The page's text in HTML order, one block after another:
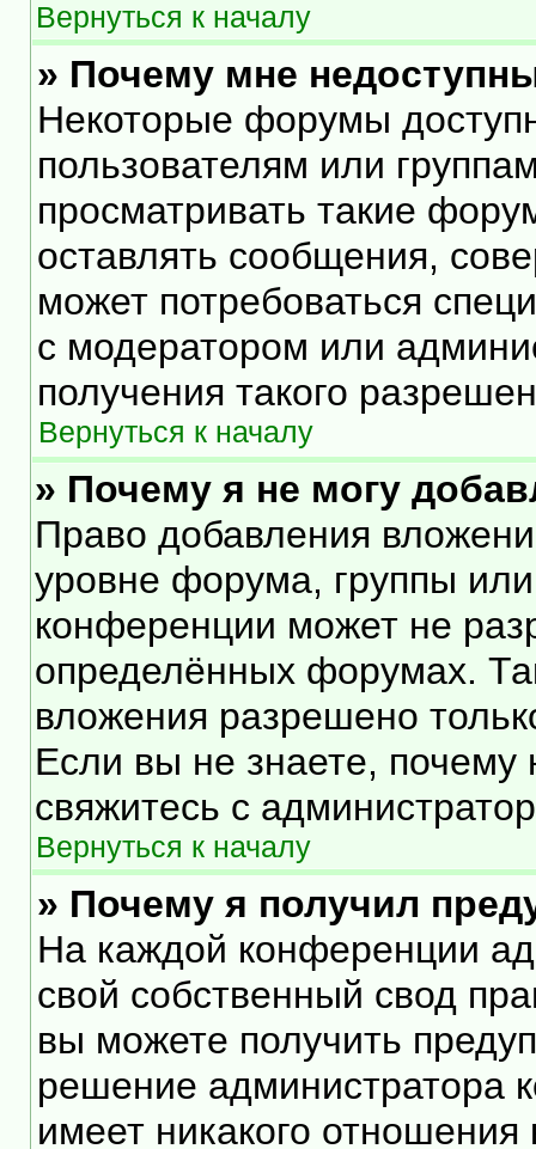
Вернуться к началу
» Почему мне
Некоторые форумы
пользователям или
просматривать такие
оставлять сообщения,
может потребоваться
с модератором или
получения такого
Вернуться к началу
» Почему я не могу
Право добавления
уровне форума, группы
конференции может не
определённых форумах.
вложения разрешено
Если вы не знаете,
свяжитесь с
Вернуться к началу
» Почему я получил
На каждой конференции
свой собственный свод
вы можете получить
решение администратора
имеет никакого